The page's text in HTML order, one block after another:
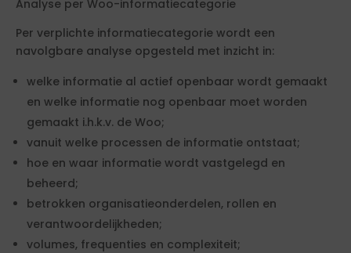
Analyse per Woo-informatiecategorie
Per verplichte informatiecategorie wordt een
navolgbare analyse opgesteld met inzicht in:
welke informatie al actief openbaar wordt gemaakt
en welke informatie nog openbaar moet worden
gemaakt i.h.k.v. de Woo;
vanuit welke processen de informatie ontstaat;
hoe en waar informatie wordt vastgelegd en
beheerd;
betrokken organisatieonderdelen, rollen en
verantwoordelijkheden;
volumes, frequenties en complexiteit;